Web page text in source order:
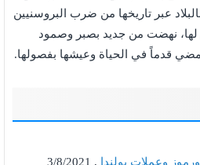
عبر تاريخها من ضرب البروسنيين
لها، نهضت من جديد بصبر وصمود
قدماً في الحياة وعيشها بفصولها.
ورموز وعملات بولندا
, 3/8/2021